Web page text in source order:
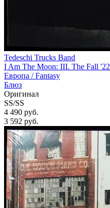
Tedeschi Trucks Band
I Am The Moon: III. The Fall '22
Европа /Fantasy
Блюз
Оригинал
SS/SS
4 490 руб.
3 592 руб.